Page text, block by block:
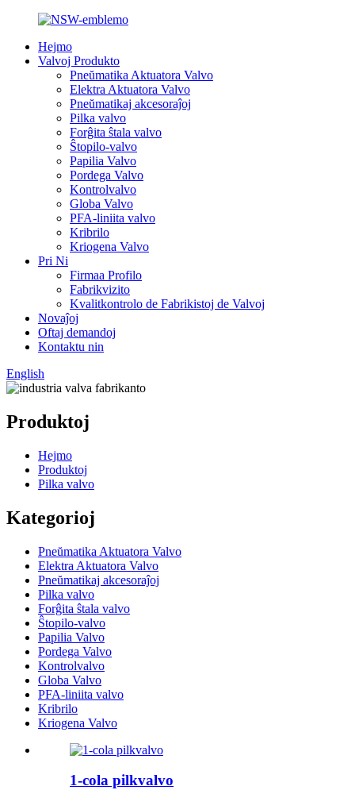
Hejmo
Valvoj Produkto
Pneŭmatika Aktuatora Valvo
Elektra Aktuatora Valvo
Pneŭmatikaj akcesoraĵoj
Pilka valvo
Forĝita ŝtala valvo
Ŝtopilo-valvo
Papilia Valvo
Pordega Valvo
Kontrolvalvo
Globa Valvo
PFA-liniita valvo
Kribrilo
Kriogena Valvo
Pri Ni
Firmaa Profilo
Fabrikvizito
Kvalitkontrolo de Fabrikistoj de Valvoj
Novaĵoj
Oftaj demandoj
Kontaktu nin
English
Produktoj
Hejmo
Produktoj
Pilka valvo
Kategorioj
Pneŭmatika Aktuatora Valvo
Elektra Aktuatora Valvo
Pneŭmatikaj akcesoraĵoj
Pilka valvo
Forĝita ŝtala valvo
Ŝtopilo-valvo
Papilia Valvo
Pordega Valvo
Kontrolvalvo
Globa Valvo
PFA-liniita valvo
Kribrilo
Kriogena Valvo
1-cola pilkvalvo